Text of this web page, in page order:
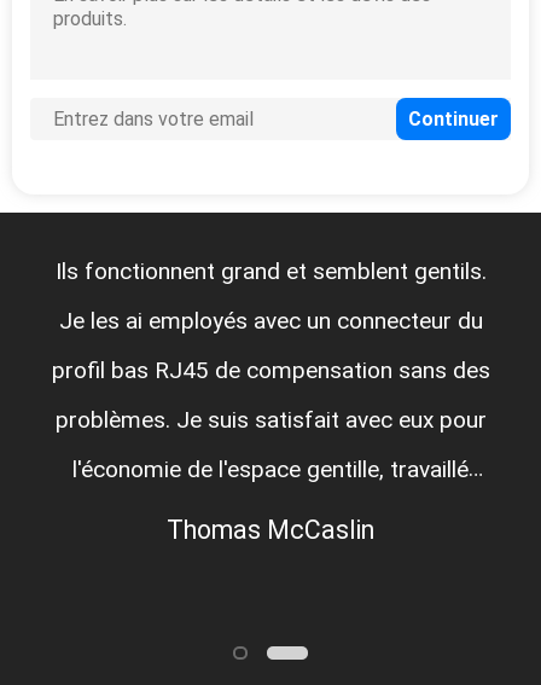
Ils fonctionnent grand et semblent gentils.
Je les ai employés avec un connecteur du
profil bas RJ45 de compensation sans des
problèmes. Je suis satisfait avec eux pour
l'économie de l'espace gentille, travaillé
très bien pour remplacer 2 de mes
Thomas McCaslin